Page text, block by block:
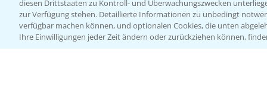
diesen Drittstaaten zu Kontroll- und Überwachungszwecken
zur Verfügung stehen. Detaillierte Informationen zu unbedingt
verfügbar machen können, und optionalen Cookies, die unten
Ihre Einwilligungen jeder Zeit ändern oder zurückziehen können,